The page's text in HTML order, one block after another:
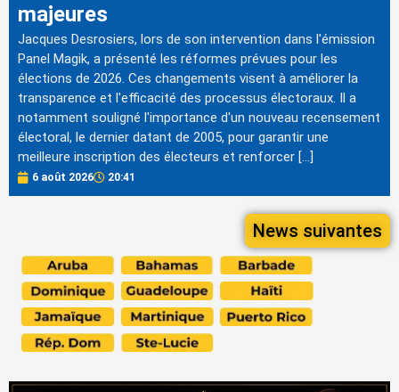
majeures
Jacques Desrosiers, lors de son intervention dans l'émission
Panel Magik, a présenté les réformes prévues pour les
élections de 2026. Ces changements visent à améliorer la
transparence et l'efficacité des processus électoraux. Il a
notamment souligné l'importance d'un nouveau recensement
électoral, le dernier datant de 2005, pour garantir une
meilleure inscription des électeurs et renforcer […]
6 août 2026 20:41
News suivantes